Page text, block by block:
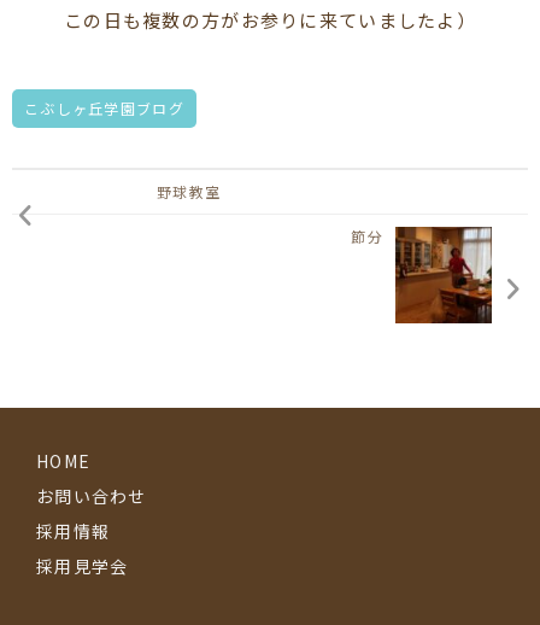
この日も複数の方がお参りに来ていましたよ）
こぶしヶ丘学園ブログ
野球教室
節分
HOME
お問い合わせ
採用情報
採用見学会